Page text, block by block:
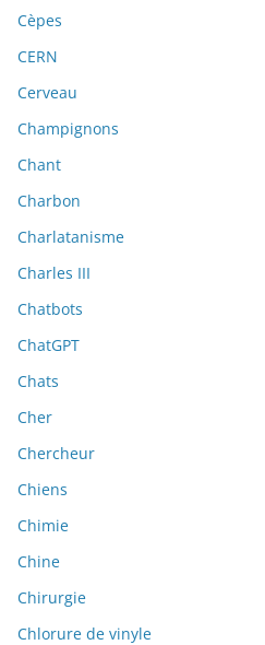
Cèpes
CERN
Cerveau
Champignons
Chant
Charbon
Charlatanisme
Charles III
Chatbots
ChatGPT
Chats
Cher
Chercheur
Chiens
Chimie
Chine
Chirurgie
Chlorure de vinyle